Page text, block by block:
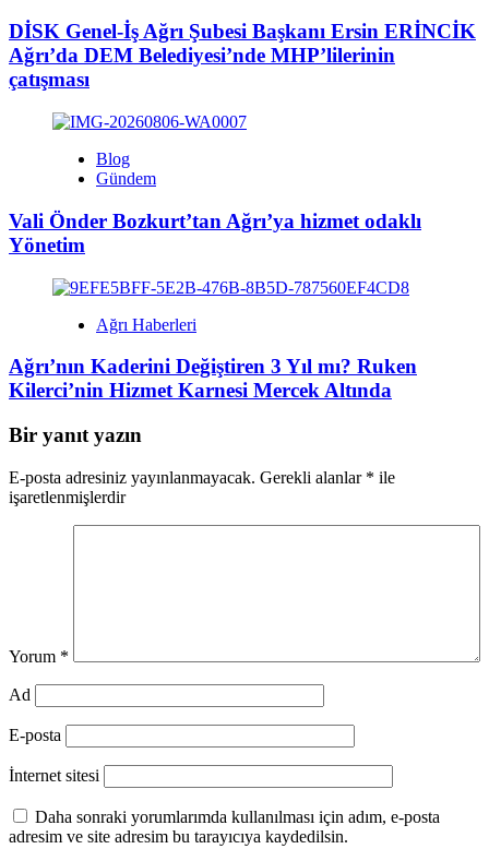
DİSK Genel-İş Ağrı Şubesi Başkanı Ersin ERİNCİK
Ağrı’da DEM Belediyesi’nde MHP’lilerinin
çatışması
Blog
Gündem
Vali Önder Bozkurt’tan Ağrı’ya hizmet odaklı
Yönetim
Ağrı Haberleri
Ağrı’nın Kaderini Değiştiren 3 Yıl mı? Ruken
Kilerci’nin Hizmet Karnesi Mercek Altında
Bir yanıt yazın
E-posta adresiniz yayınlanmayacak. Gerekli alanlar * ile
işaretlenmişlerdir
Yorum *
Ad
E-posta
İnternet sitesi
Daha sonraki yorumlarımda kullanılması için adım, e-posta
adresim ve site adresim bu tarayıcıya kaydedilsin.